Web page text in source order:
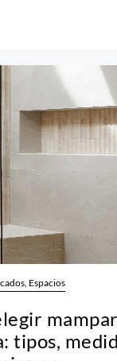
Espacios
tipos,